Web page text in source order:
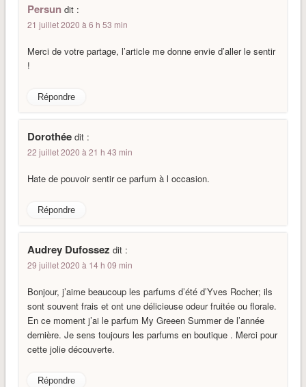
Persun dit :
21 juillet 2020 à 6 h 53 min
Merci de votre partage, l’article me donne envie d’aller le sentir
!
Répondre
Dorothée dit :
22 juillet 2020 à 21 h 43 min
Hate de pouvoir sentir ce parfum à l occasion.
Répondre
Audrey Dufossez dit :
29 juillet 2020 à 14 h 09 min
Bonjour, j’aime beaucoup les parfums d’été d’Yves Rocher; ils
sont souvent frais et ont une délicieuse odeur fruitée ou florale.
En ce moment j’ai le parfum My Greeen Summer de l’année
dernière. Je sens toujours les parfums en boutique . Merci pour
cette jolie découverte.
Répondre